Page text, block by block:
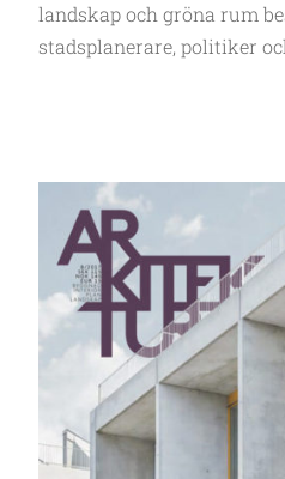
landskap och gröna rum
stadsplanerare, politiker